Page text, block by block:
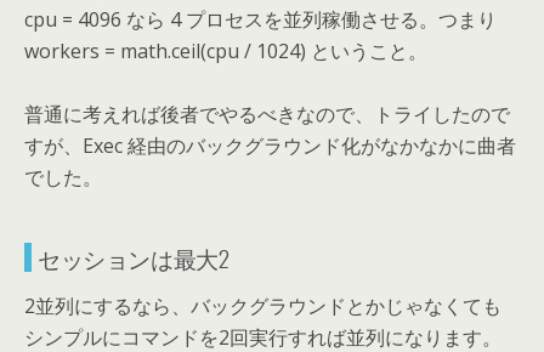
cpu = 4096 なら 4 プロセスを並列稼働させる。つまり
workers = math.ceil(cpu / 1024) ということ。
普通に考えれば後者でやるべきなので、トライしたので
すが、Exec 経由のバックグラウンド化がなかなかに曲者
でした。
セッションは最大2
2並列にするなら、バックグラウンドとかじゃなくても
シンプルにコマンドを2回実行すれば並列になります。